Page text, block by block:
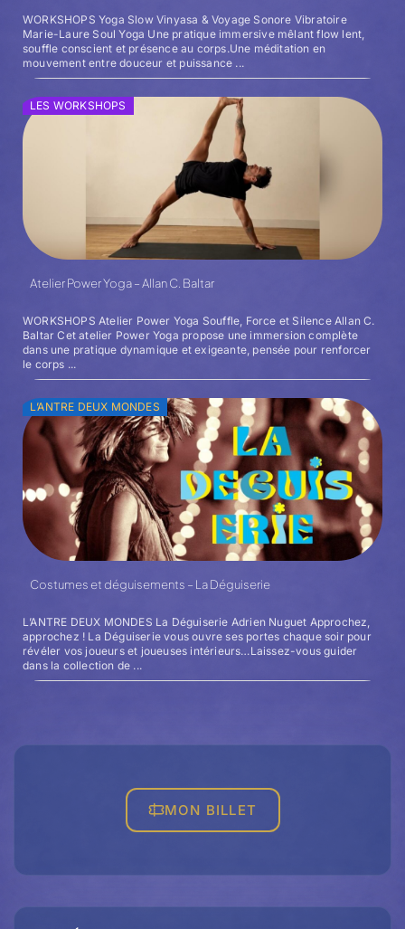
WORKSHOPS Yoga Slow Vinyasa & Voyage Sonore Vibratoire
Marie-Laure Soul Yoga Une pratique immersive mêlant flow lent,
souffle conscient et présence au corps.Une méditation en
mouvement entre douceur et puissance ...
LES WORKSHOPS
Atelier Power Yoga – Allan C. Baltar
WORKSHOPS Atelier Power Yoga Souffle, Force et Silence Allan C.
Baltar Cet atelier Power Yoga propose une immersion complète
dans une pratique dynamique et exigeante, pensée pour renforcer
le corps ...
L’ANTRE DEUX MONDES
Costumes et déguisements – La Déguiserie
L’ANTRE DEUX MONDES La Déguiserie Adrien Nuguet Approchez,
approchez ! La Déguiserie vous ouvre ses portes chaque soir pour
révéler vos joueurs et joueuses intérieurs…Laissez-vous guider
dans la collection de ...
MON BILLET